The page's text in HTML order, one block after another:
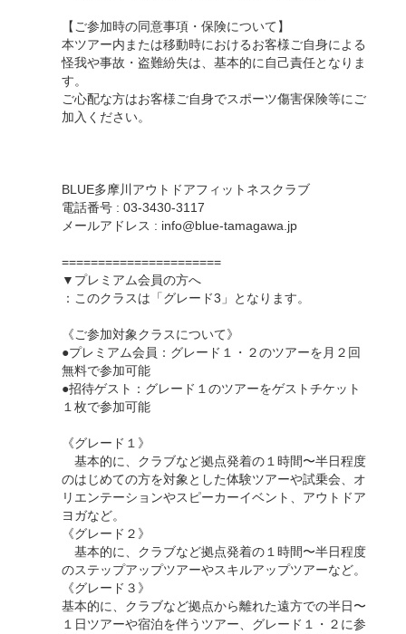
【ご参加時の同意事項・保険について】
本ツアー内または移動時におけるお客様ご自身による
怪我や事故・盗難紛失は、基本的に自己責任となりま
す。
ご心配な方はお客様ご自身でスポーツ傷害保険等にご
加入ください。
BLUE多摩川アウトドアフィットネスクラブ
電話番号 : 03-3430-3117
メールアドレス : info@blue-tamagawa.jp
======================
▼プレミアム会員の方へ
：このクラスは「グレード3」となります。
《ご参加対象クラスについて》
●プレミアム会員：グレード１・２のツアーを月２回
無料で参加可能
●招待ゲスト：グレード１のツアーをゲストチケット
１枚で参加可能
《グレード１》
基本的に、クラブなど拠点発着の１時間〜半日程度
のはじめての方を対象とした体験ツアーや試乗会、オ
リエンテーションやスピーカーイベント、アウトドア
ヨガなど。
《グレード２》
基本的に、クラブなど拠点発着の１時間〜半日程度
のステップアップツアーやスキルアップツアーなど。
《グレード３》
基本的に、クラブなど拠点から離れた遠方での半日〜
１日ツアーや宿泊を伴うツアー、グレード１・２に参